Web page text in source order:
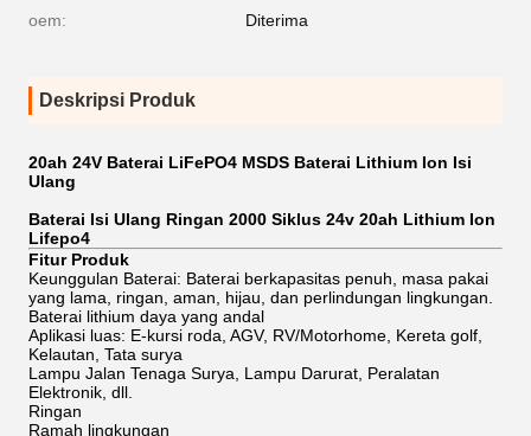
oem: Diterima
Deskripsi Produk
20ah 24V Baterai LiFePO4 MSDS Baterai Lithium Ion Isi
Ulang
Baterai Isi Ulang Ringan 2000 Siklus 24v 20ah Lithium Ion
Lifepo4
Fitur Produk
Keunggulan Baterai: Baterai berkapasitas penuh, masa pakai
yang lama, ringan, aman, hijau, dan perlindungan lingkungan.
Baterai lithium daya yang andal
Aplikasi luas: E-kursi roda, AGV, RV/Motorhome, Kereta golf,
Kelautan, Tata surya
Lampu Jalan Tenaga Surya, Lampu Darurat, Peralatan
Elektronik, dll.
Ringan
Ramah lingkungan